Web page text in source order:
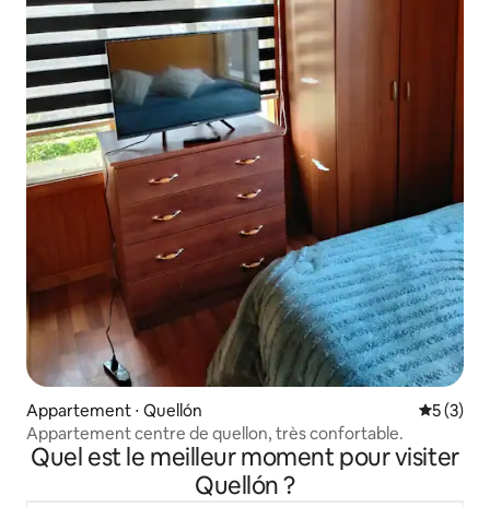
Appartement ⋅ Quellón
5 (3)
Appartement centre de quellon, très confortable.
Quel est le meilleur moment pour visiter
Quellón ?